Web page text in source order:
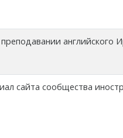
английского
сайта сообщества